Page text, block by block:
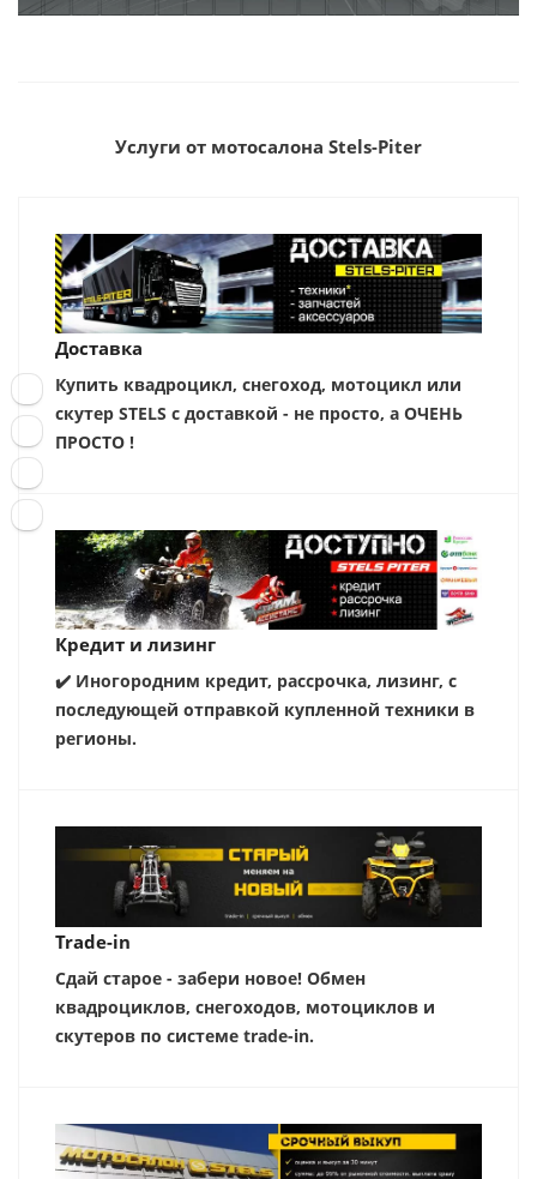
Услуги от мотосалона Stels-Piter
Доставка
Купить квадроцикл, снегоход, мотоцикл или
скутер STELS с доставкой - не просто, а ОЧЕНЬ
ПРОСТО !
Кредит и лизинг
✔️ Иногородним кредит, рассрочка, лизинг, с
последующей отправкой купленной техники в
регионы.
Trade-in
Сдай старое - забери новое! Обмен
квадроциклов, снегоходов, мотоциклов и
скутеров по системе trade-in.